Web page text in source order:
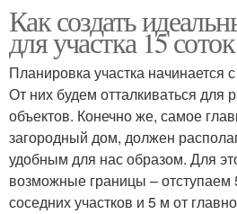
Как создать
для участка 15 соток
Планировка участка начинается
От них будем отталкиваться для
объектов. Конечно же, самое
загородный дом, должен
удобным для нас образом. Для
возможные границы – отступаем
соседних участков и 5 м от